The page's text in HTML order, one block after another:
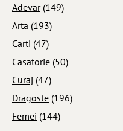
Adevar(149)
Arta (193)
Carti (47)
Casatorie (50)
Curaj (47)
Dragoste (196)
Femei (144)